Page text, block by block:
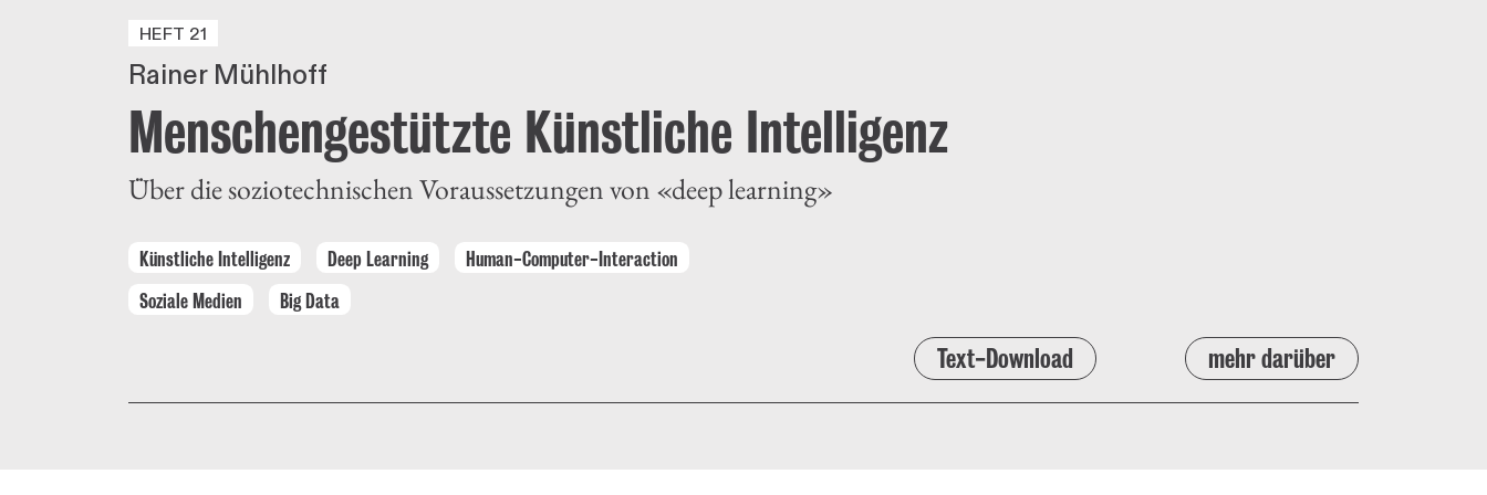
HEFT 21
Rainer Mühlhoff
Menschengestützte Künstliche Intelligenz
Über die soziotechnischen Voraussetzungen von «deep learning»
Künstliche Intelligenz Deep Learning
Human-Computer-Interaction
Soziale Medien
Big Data
Text-Download mehr darüber